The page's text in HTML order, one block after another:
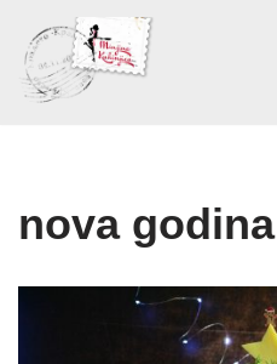
Skoči
na
nova godina